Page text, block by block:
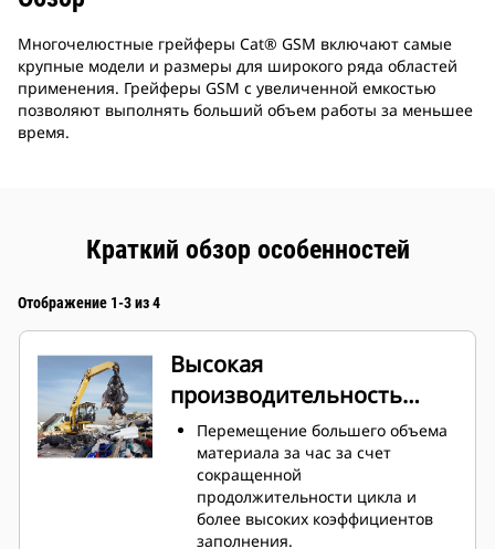
Многочелюстные грейферы Cat® GSM включают самые
крупные модели и размеры для широкого ряда областей
применения. Грейферы GSM с увеличенной емкостью
позволяют выполнять больший объем работы за меньшее
время.
Краткий обзор особенностей
Отображение 1-3 из 4
Высокая
производительность
наряду с меньшим
расходом топлива
Перемещение большего объема
материала за час за счет
сокращенной
продолжительности цикла и
более высоких коэффициентов
заполнения.